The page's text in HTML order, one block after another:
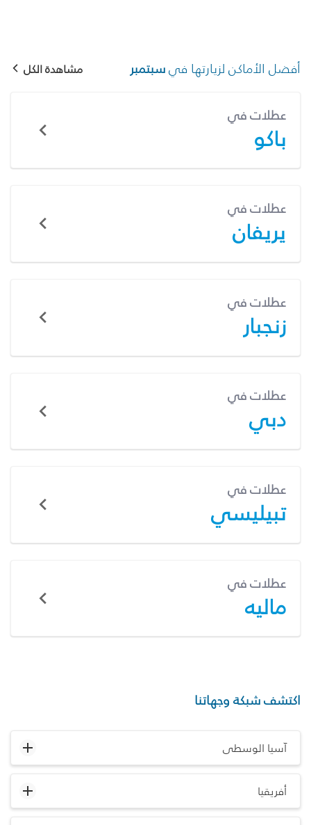
أفضل الأماكن لزيارتها فيسبتمبر مشاهدة الكل
عطلات في
باكو
عطلات في
يريفان
عطلات في
زنجبار
عطلات في
دبي
عطلات في
تبيليسي
عطلات في
ماليه
اكتشف شبكة وجهاتنا
آسيا الوسطى
أفريقيا